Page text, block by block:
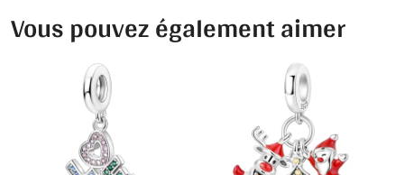
Vous pouvez également aimer